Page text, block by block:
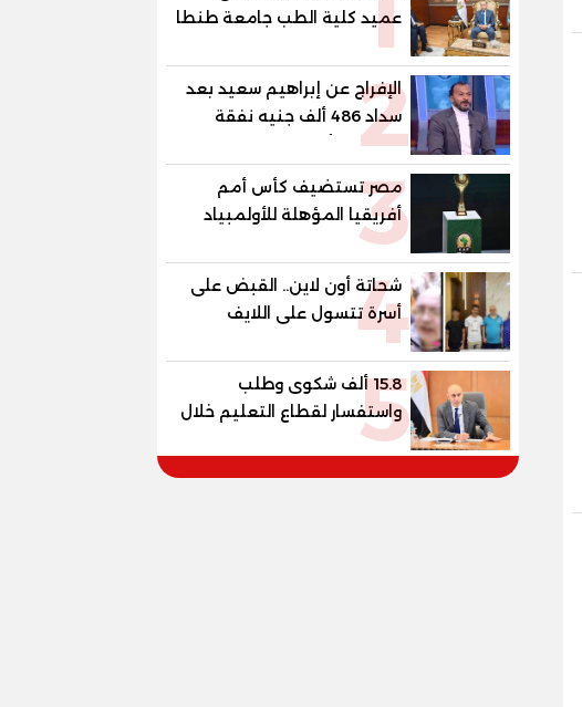
عميد كلية الطب جامعة طنطا
دعم القطاع الطبي وتعزيز
الأكاديمية
2
الإفراج عن إبراهيم سعيد بعد
سداد 486 ألف جنيه نفقة
لطليقته أنهى إبراهيم سعيد،
السابق، إجراءات خروجه من
قسم شرطة مدينة نصر، عقب
قيمة المتجمد من نفقة
مصروفا
3
مصر تستضيف كأس أمم
أفريقيا المؤهلة للأولمبياد
4
شحاتة أون لاين.. القبض على
أسرة تتسول على اللايف
بمواقع التواصل الإجتماعى
515.8 ألف شكوى وطلب
واستفسار لقطاع التعليم خلال
يوليو.. استجابة فعالة لشكاوى